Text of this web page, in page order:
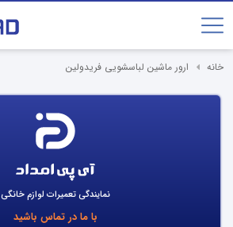
خانه ارور ماشین لباسشویی فریدولین
نمایندگی تعمیرات لوازم خانگی
با ما در تماس باشید